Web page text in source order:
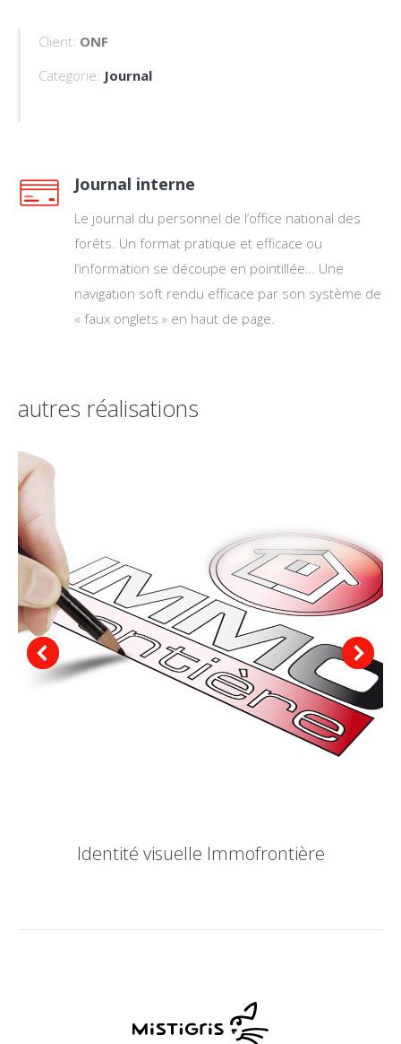
Client: ONF
Categorie: Journal
Journal interne
Le journal du personnel de l’office national des
forêts. Un format pratique et efficace ou
l’information se découpe en pointillée… Une
navigation soft rendu efficace par son système de
« faux onglets » en haut de page.
autres réalisations
Identité visuelle Immofrontière